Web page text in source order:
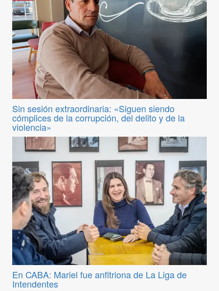
Sin sesión extraordinaria: «Siguen siendo
cómplices de la corrupción, del delito y de la
violencia»
En CABA: Mariel fue anfitriona de La Liga de
Intendentes